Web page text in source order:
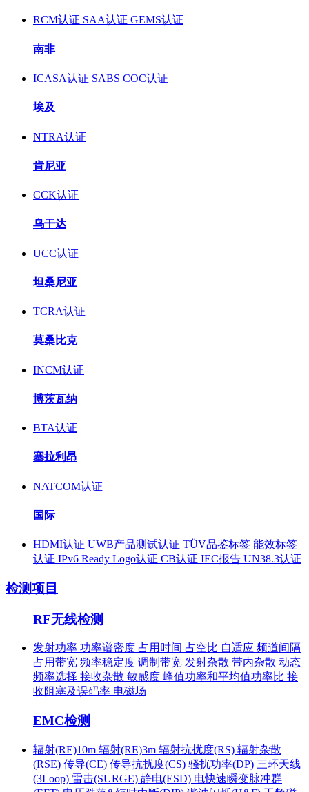
RCM认证 SAA认证 GEMS认证
南非
ICASA认证 SABS COC认证
埃及
NTRA认证
肯尼亚
CCK认证
乌干达
UCC认证
坦桑尼亚
TCRA认证
莫桑比克
INCM认证
博茨瓦纳
BTA认证
塞拉利昂
NATCOM认证
国际
HDMI认证 UWB产品测试认证 TÜV品鉴标签 能效标签
认证 IPv6 Ready Logo认证 CB认证 IEC报告 UN38.3认证
检测项目
RF无线检测
发射功率 功率谱密度 占用时间 占空比 自适应 频道间隔
占用带宽 频率稳定度 调制带宽 发射杂散 带内杂散 动态
频率选择 接收杂散 敏感度 峰值功率和平均值功率比 接
收阻塞及误码率 电磁场
EMC检测
辐射(RE)10m 辐射(RE)3m 辐射抗扰度(RS) 辐射杂散
(RSE) 传导(CE) 传导抗扰度(CS) 骚扰功率(DP) 三环天线
(3Loop) 雷击(SURGE) 静电(ESD) 电快速瞬变脉冲群